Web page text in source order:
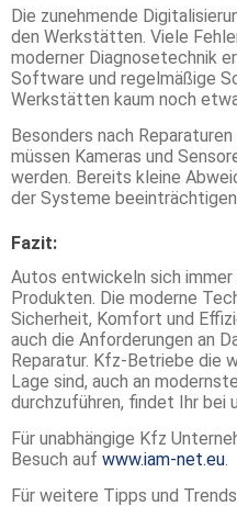
Die zunehmende
den Werkstätten. Viele
moderner Diagnosetechnik
Software und regelmäßige
Werkstätten kaum noch
Besonders nach
müssen Kameras und
werden. Bereits kleine
der Systeme
Fazit:
Autos entwickeln sich
Produkten. Die moderne
Sicherheit, Komfort und
auch die Anforderungen an
Reparatur. Kfz-Betriebe die
Lage sind, auch an
durchzuführen, findet Ihr bei
Für unabhängige Kfz
Besuch auf www.iam-net.eu.
Für weitere Tipps und